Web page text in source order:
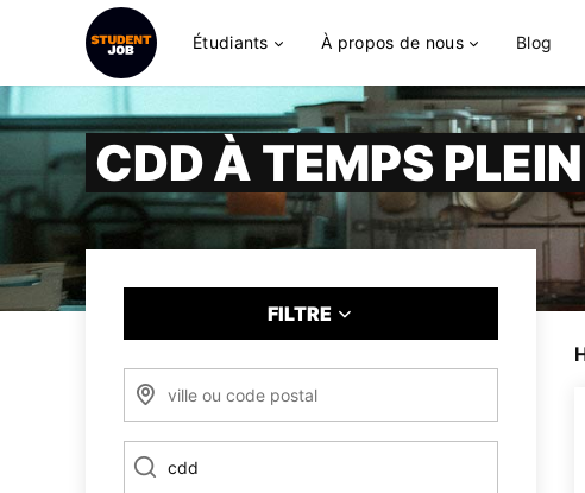
Étudiants À propos de nous Blog
CDD À TEMPS PLEIN
FILTRE